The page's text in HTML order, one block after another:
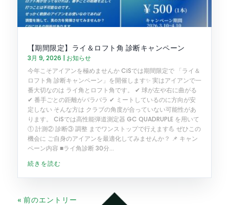
【期間限定】ライ＆ロフト角 診断キャンペーン
3月 9, 2026 | お知らせ
今年こそアイアンを極めませんか CiSでは期間限定で 「ライ＆
ロフト角 診断キャンペーン」を開催します✨ 実はアイアンで一
番大切なのは ライ角とロフト角です。 ✔ 球が左や右に曲がる
✔ 番手ごとの距離がバラバラ ✔ ミートしているのに方向が安
定しない そんな方は クラブの角度が合っていない可能性があ
ります。 CiSでは高性能弾道測定器 GC QUADRUPLE を用いて
① 計測② 診断③ 調整 までワンストップで行えます💪 ぜひこの
機会に ご自身のアイアンを最適化してみませんか？ 📌 キャン
ペーン内容 ■ライ角診断 30分...
続きを読む
« 前のエントリー